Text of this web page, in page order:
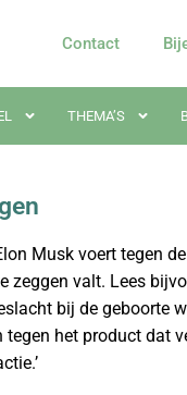
Contact
THEMA’S
Musk voert tegen
zeggen valt. Lees
bij de
het product